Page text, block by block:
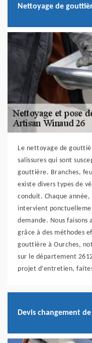
Nettoyage de
Le nettoyage de
salissures qui sont
gouttière. Branches,
existe divers types de
conduit. Chaque année,
intervient
demande. Nous
grâce à des méthodes
gouttière à Ourches,
sur le département
projet d’entretien,
Devis changement